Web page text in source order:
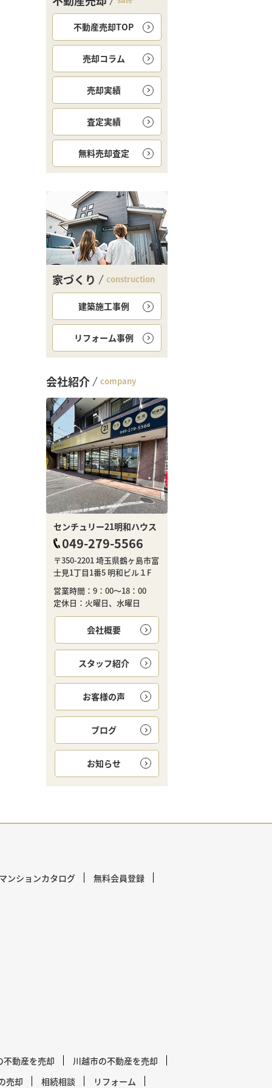
不動産売却TOP
売却コラム
売却実績
査定実績
無料売却査定
家づくり construction
建築施工事例
リフォーム事例
会社紹介 company
センチュリー21明和ハウス
049-279-5566
〒350-2201 埼玉県鶴ヶ島市富
士見1丁目1番5 明和ビル１F
営業時間：9：00～18：00
定休日：火曜日、水曜日
会社概要
スタッフ紹介
お客様の声
ブログ
お知らせ
ンションカタログ 無料会員登録
不動産を売却
川越市の不動産を売却
売却
相続相談 リフォーム